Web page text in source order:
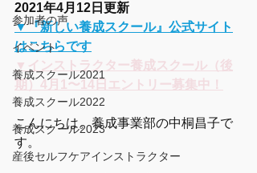
参加者の声
イベント
養成スクール2021
養成スクール2022
養成スクール2023
産後セルフケアインストラクター
2021年4月12日更新
▼『新しい養成スクール』公式サイト
はこちらです
▼ インストラクター養成スクール（後
期）4月1〜14日エントリー募集中！
こんにちは。養成事業部の中桐昌子で
す。